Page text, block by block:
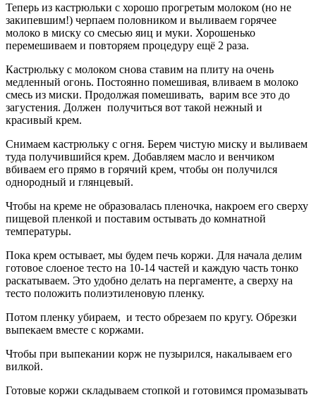
Теперь из кастрюльки с хорошо прогретым молоком (но не
закипевшим!) черпаем половником и выливаем горячее
молоко в миску со смесью яиц и муки. Хорошенько
перемешиваем и повторяем процедуру ещё 2 раза.
Кастрюльку с молоком снова ставим на плиту на очень
медленный огонь. Постоянно помешивая, вливаем в молоко
смесь из миски. Продолжая помешивать, варим все это до
загустения. Должен получиться вот такой нежный и
красивый крем.
Снимаем кастрюльку с огня. Берем чистую миску и выливаем
туда получившийся крем. Добавляем масло и венчиком
вбиваем его прямо в горячий крем, чтобы он получился
однородный и глянцевый.
Чтобы на креме не образовалась пленочка, накроем его сверху
пищевой пленкой и поставим остывать до комнатной
температуры.
Пока крем остывает, мы будем печь коржи. Для начала делим
готовое слоеное тесто на 10-14 частей и каждую часть тонко
раскатываем. Это удобно делать на пергаменте, а сверху на
тесто положить полиэтиленовую пленку.
Потом пленку убираем, и тесто обрезаем по кругу. Обрезки
выпекаем вместе с коржами.
Чтобы при выпекании корж не пузырился, накалываем его
вилкой.
Готовые коржи складываем стопкой и готовимся промазывать